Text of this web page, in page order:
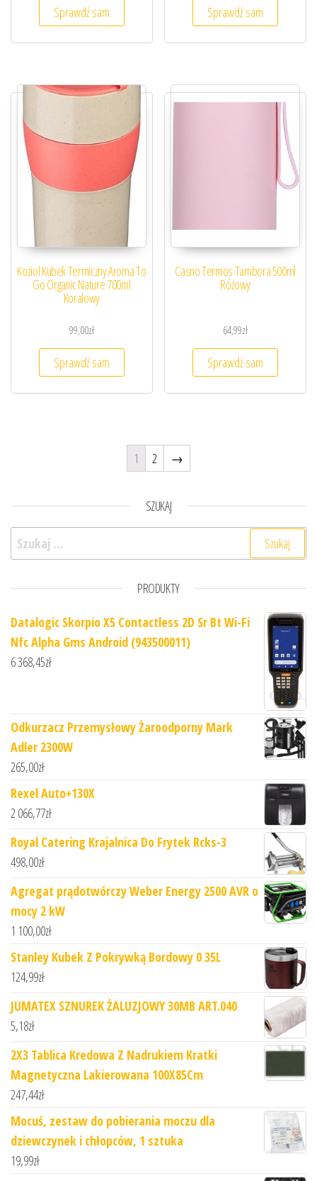
Sprawdź sam Sprawdź sam
Koziol Kubek Termiczny Aroma To
Go Organic Nature 700ml
Koralowy
99,00zł
Sprawdź sam
Casno Termos Tambora 500ml
Różowy
64,99zł
Sprawdź sam
1 2 →
SZUKAJ
Szukaj:
PRODUKTY
Datalogic Skorpio X5 Contactless 2D Sr Bt Wi-Fi
Nfc Alpha Gms Android (943500011)
6 368,45zł
Odkurzacz Przemysłowy Żaroodporny Mark
Adler 2300W
265,00zł
Rexel Auto+130X
2 066,77zł
Royal Catering Krajalnica Do Frytek Rcks-3
498,00zł
Agregat prądotwórczy Weber Energy 2500 AVR o
mocy 2 kW
1 100,00zł
Stanley Kubek Z Pokrywką Bordowy 0 35L
124,99zł
JUMATEX SZNUREK ŻALUZJOWY 30MB ART.040
5,18zł
2X3 Tablica Kredowa Z Nadrukiem Kratki
Magnetyczna Lakierowana 100X85Cm
247,44zł
Mocuś, zestaw do pobierania moczu dla
dziewczynek i chłopców, 1 sztuka
19,99zł